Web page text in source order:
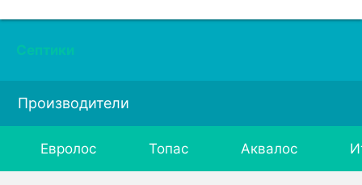
Септики
Производители
Евролос Топас Аквалос